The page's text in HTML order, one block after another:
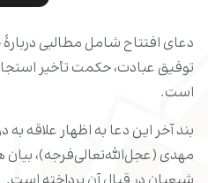
دعای افتتاح شامل مطالبی
توفیق عبادت، حکمت تأخیر
است.
بند آخر این دعا به اظهار علاقه
مهدی (عجل‌الله‌تعالی‌فرجه)،